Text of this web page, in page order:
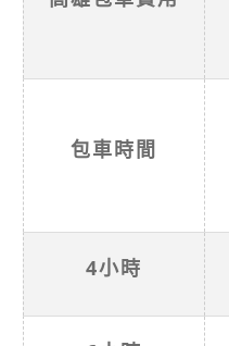
包車時間
4小時